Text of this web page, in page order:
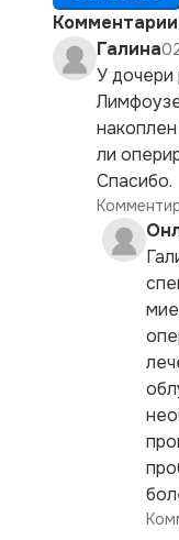
Комментарии
Галина
У
ли
Спасибо.